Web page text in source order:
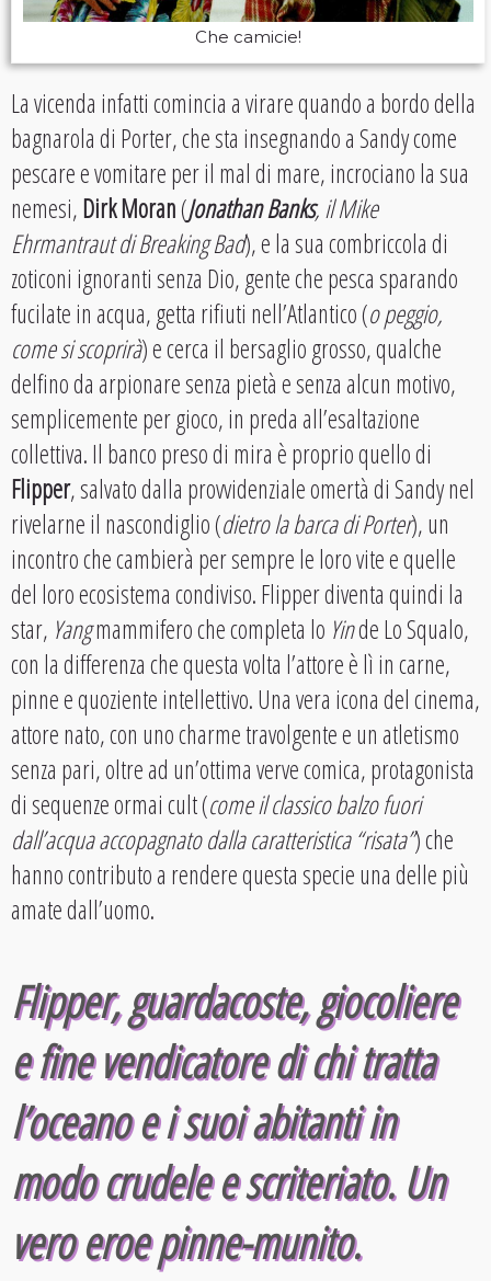
Che camicie!
La vicenda infatti comincia a virare quando a bordo della
bagnarola di Porter, che sta insegnando a Sandy come
pescare e vomitare per il mal di mare, incrociano la sua
nemesi,Dirk Moran(Jonathan Banks, il Mike
Ehrmantraut di Breaking Bad), e la sua combriccola di
zoticoni ignoranti senza Dio, gente che pesca sparando
fucilate in acqua, getta rifiuti nell’Atlantico (o peggio,
come si scoprirà) e cerca il bersaglio grosso, qualche
delfino da arpionare senza pietà e senza alcun motivo,
semplicemente per gioco, in preda all’esaltazione
collettiva. Il banco preso di mira è proprio quello di
Flipper, salvato dalla provvidenziale omertà di Sandy nel
rivelarne il nascondiglio (dietro la barca di Porter), un
incontro che cambierà per sempre le loro vite e quelle
del loro ecosistema condiviso. Flipper diventa quindi la
star, Yangmammifero che completa lo Yinde Lo Squalo,
con la differenza che questa volta l’attore è lì in carne,
pinne e quoziente intellettivo. Una vera icona del cinema,
attore nato, con uno charme travolgente e un atletismo
senza pari, oltre ad un’ottima verve comica, protagonista
di sequenze ormai cult (come il classico balzo fuori
dall’acqua accopagnato dalla caratteristica “risata”) che
hanno contributo a rendere questa specie una delle più
amate dall’uomo.
Flipper, guardacoste, giocoliere
e fine vendicatore di chi tratta
l’oceano e i suoi abitanti in
modo crudele e scriteriato. Un
vero eroe pinne-munito.